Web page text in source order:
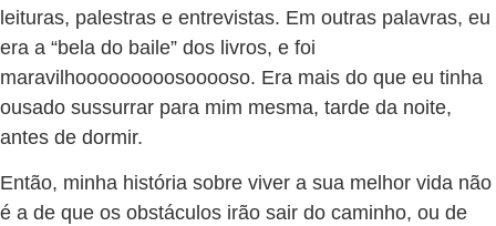
leituras, palestras e entrevistas. Em outras palavras, eu
era a “bela do baile” dos livros, e foi
maravilhooooooooosooooso. Era mais do que eu tinha
ousado sussurrar para mim mesma, tarde da noite,
antes de dormir.
Então, minha história sobre viver a sua melhor vida não
é a de que os obstáculos irão sair do caminho, ou de